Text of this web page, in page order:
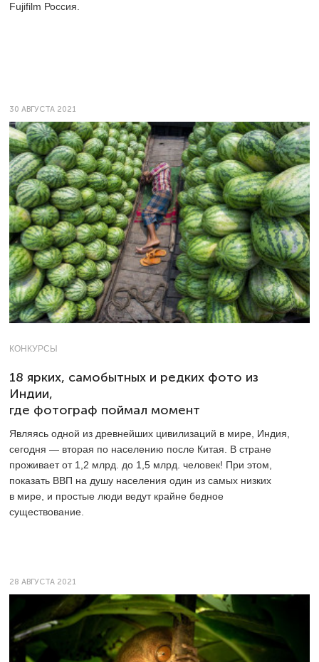
Fujifilm Россия.
30 АВГУСТА 2021
КОНКУРСЫ
18 ярких, самобытных и редких фото из
Индии,
где фотограф поймал момент
Являясь одной из древнейших цивилизаций в мире, Индия,
сегодня — вторая по населению после Китая. В стране
проживает от 1,2 млрд. до 1,5 млрд. человек! При этом,
показать ВВП на душу населения один из самых низких
в мире, и простые люди ведут крайне бедное
существование.
28 АВГУСТА 2021